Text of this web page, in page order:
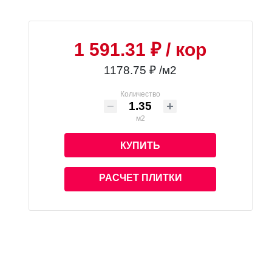
1 591.31 ₽/ кор
1178.75 ₽ /м2
Количество
м2
КУПИТЬ
РАСЧЕТ ПЛИТКИ